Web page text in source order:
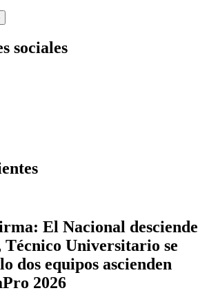
sociales
El Nacional desciende
Técnico Universitario se
dos equipos ascienden
2026